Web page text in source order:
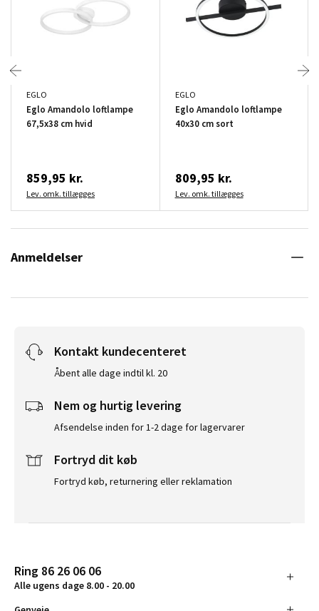
EGLO
Eglo Amandolo loftlampe
67,5x38 cm hvid
859,95 kr.
Lev. omk. tillægges
EGLO
Eglo Amandolo loftlampe
40x30 cm sort
809,95 kr.
Lev. omk. tillægges
Anmeldelser
Kontakt kundecenteret
Åbent alle dage indtil kl. 20
Nem og hurtig levering
Afsendelse inden for 1-2 dage for lagervarer
Fortryd dit køb
Fortryd køb, returnering eller reklamation
Ring 86 26 06 06
Alle ugens dage 8.00 - 20.00